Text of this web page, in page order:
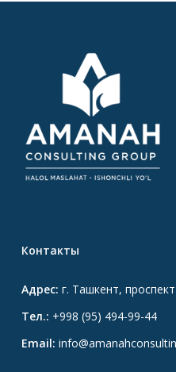
Контакты
Адрес: г. Ташкент,
Тел.: +998 (95) 494-99-44
Email: